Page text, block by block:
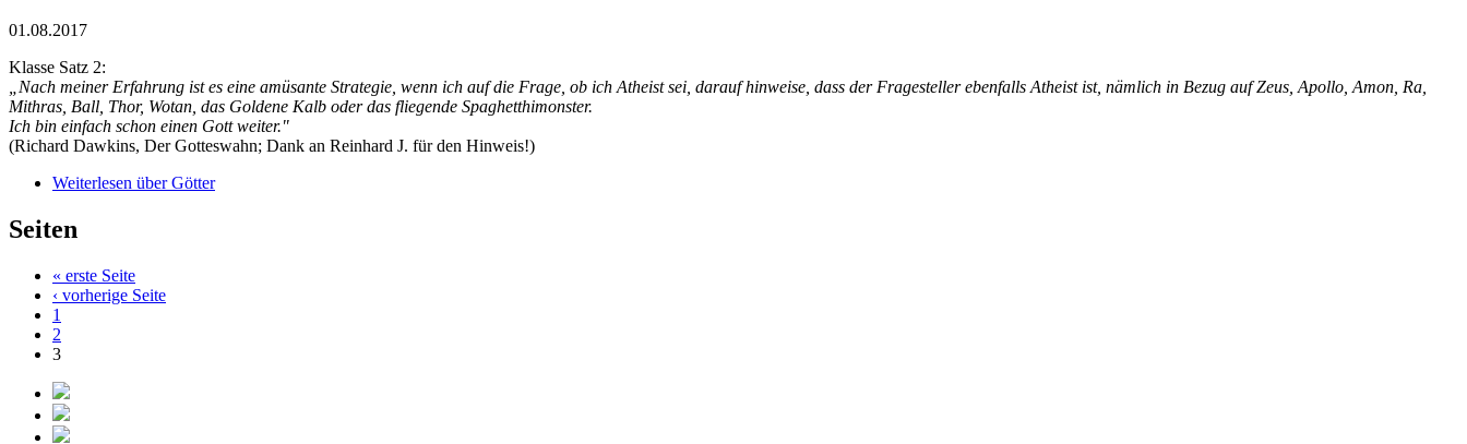
01.08.2017
Klasse Satz 2:
„Nach meiner Erfahrung ist es eine amüsante Strategie, wenn ich auf die Frage, ob ich Atheist sei, darauf hinweise, dass der Fragesteller ebenfalls Atheist ist, nämlich in Bezug auf Zeus, Apollo, Amon, Ra,
Mithras, Ball, Thor, Wotan, das Goldene Kalb oder das fliegende Spaghetthimonster.
Ich bin einfach schon einen Gott weiter."
(Richard Dawkins, Der Gotteswahn; Dank an Reinhard J. für den Hinweis!)
Weiterlesen über Götter
Seiten
« erste Seite
‹ vorherige Seite
1
2
3